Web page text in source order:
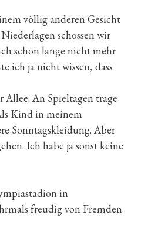
völlig anderen Gesicht
schossen wir
schon lange nicht mehr
ich ja nicht wissen, dass
An Spieltagen trage
Kind in meinem
Sonntagskleidung. Aber
Ich habe ja sonst keine
in
freudig von Fremden